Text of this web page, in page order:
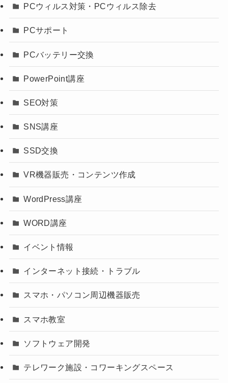
PCウィルス対策・PCウィルス除去
PCサポート
PCバッテリー交換
PowerPoint講座
SEO対策
SNS講座
SSD交換
VR機器販売・コンテンツ作成
WordPress講座
WORD講座
イベント情報
インターネット接続・トラブル
スマホ・パソコン周辺機器販売
スマホ教室
ソフトウェア開発
テレワーク施設・コワーキングスペース